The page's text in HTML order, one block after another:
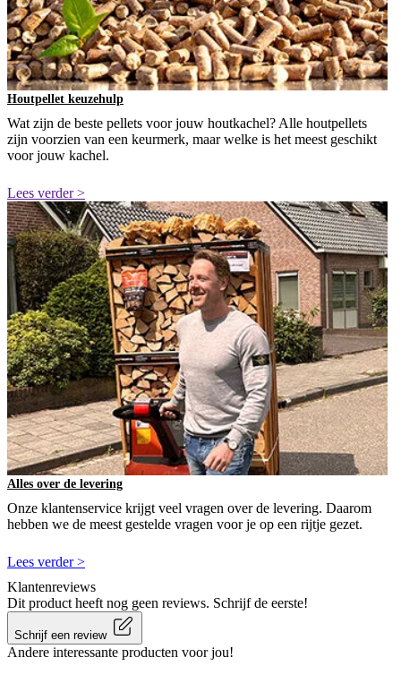
Houtpellet keuzehulp
Wat zijn de beste pellets voor jouw houtkachel? Alle houtpellets
zijn voorzien van een keurmerk, maar welke is het meest geschikt
voor jouw kachel.
Lees verder >
Alles over de levering
Onze klantenservice krijgt veel vragen over de levering. Daarom
hebben we de meest gestelde vragen voor je op een rijtje gezet.
Lees verder >
Klantenreviews
Dit product heeft nog geen reviews. Schrijf de eerste!
Schrijf een review
Andere interessante producten voor jou!